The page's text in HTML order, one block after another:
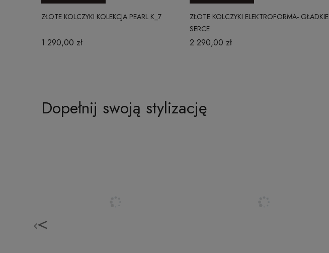
ZŁOTE KOLCZYKI KOLEKCJA PEARL K_7
1 290,00 zł
ZŁOTE KOLCZYKI ELEKTROFORMA- GŁADKIE
SERCE
2 290,00 zł
Dopełnij swoją stylizację
<